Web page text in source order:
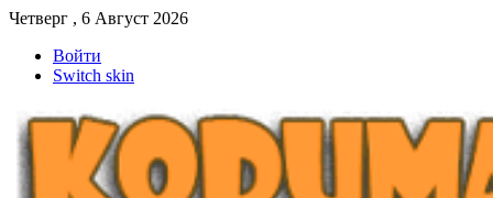
Четверг , 6 Август 2026
Войти
Switch skin